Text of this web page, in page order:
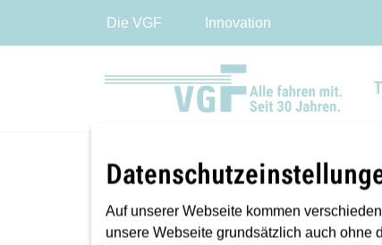
Die VGF
Innovation
Sie sind hier: VGF Fahrgastinfo
Auf unserer Webseite kommen
unsere Webseite grundsätzlich auch ohne